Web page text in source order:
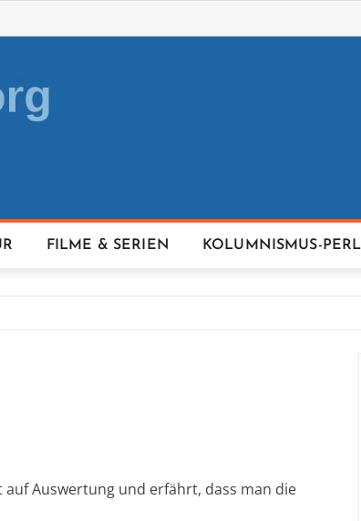
FILME & SERIEN KOLUMNISMUS-
Auswertung und erfährt, dass man die